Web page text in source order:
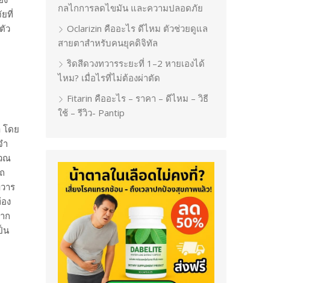
ยที่
ว
โดย
ณ
าร
ง
ก
น
กลไกการลดไขมัน และความปลอดภัย
Oclarizin คืออะไร ดีไหม ตัวช่วยดูแล
สายตาสำหรับคนยุคดิจิทัล
ริดสีดวงทวารระยะที่ 1–2 หายเองได้
ไหม? เมื่อไรที่ไม่ต้องผ่าตัด
Fitarin คืออะไร – ราคา – ดีไหม – วิธี
ใช้ – รีวิว- Pantip